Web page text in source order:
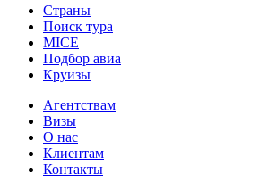
Страны
Поиск тура
MICE
Подбор авиа
Круизы
Агентствам
Визы
О нас
Клиентам
Контакты